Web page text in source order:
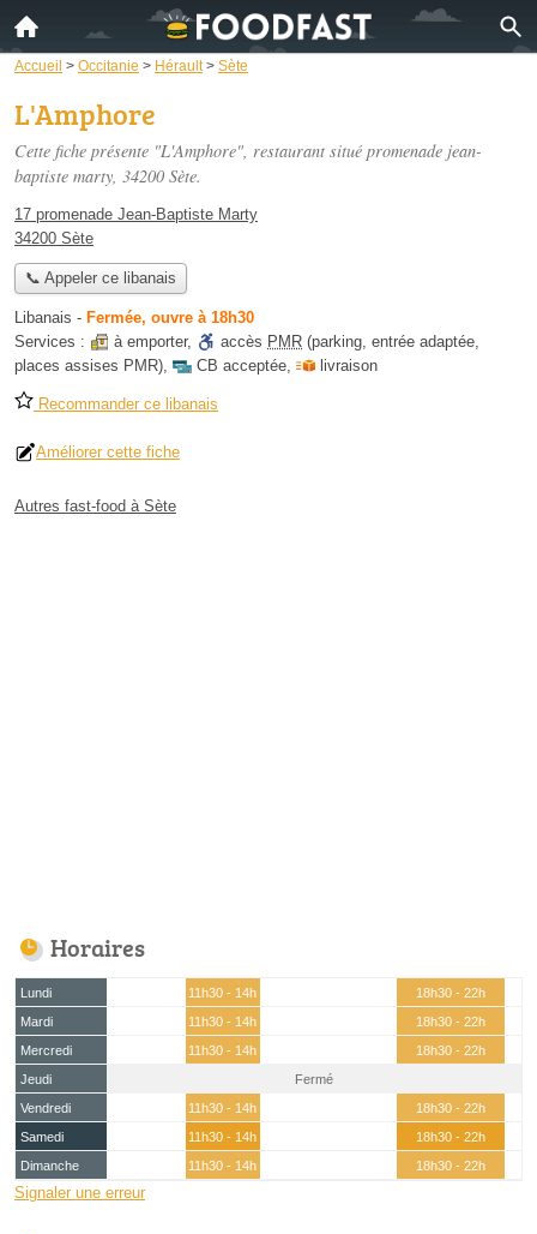
Accueil > Occitanie > Hérault > Sète
L'Amphore
Cette fiche présente "L'Amphore", restaurant situé promenade jean-
baptiste marty, 34200 Sète.
17 promenade Jean-Baptiste Marty
34200 Sète
📞 Appeler ce libanais
Libanais - Fermée, ouvre à 18h30
Services :
à emporter, accès PMR (parking, entrée adaptée,
places assises PMR), CB acceptée, livraison
Recommander ce libanais
Améliorer cette fiche
Autres fast-food à Sète
Horaires
Lundi 11h30 - 14h
18h30 - 22h
Mardi
11h30 - 14h
18h30 - 22h
Mercredi
11h30 - 14h
18h30 - 22h
Jeudi
Fermé
Vendredi
11h30 - 14h
18h30 - 22h
Samedi
11h30 - 14h
18h30 - 22h
Dimanche
11h30 - 14h 18h30 - 22h
Signaler une erreur